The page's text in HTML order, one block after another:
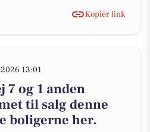
Kopiér link
13:01
7 og 1 anden
til salg denne
boligerne her.